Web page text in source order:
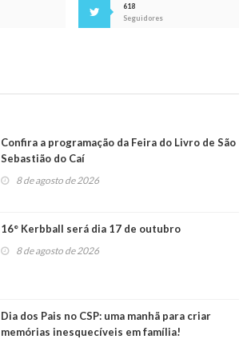
618
Seguidores
Confira a programação da Feira do Livro de São
Sebastião do Caí
8 de agosto de 2026
16° Kerbball será dia 17 de outubro
8 de agosto de 2026
Dia dos Pais no CSP: uma manhã para criar
memórias inesquecíveis em família!